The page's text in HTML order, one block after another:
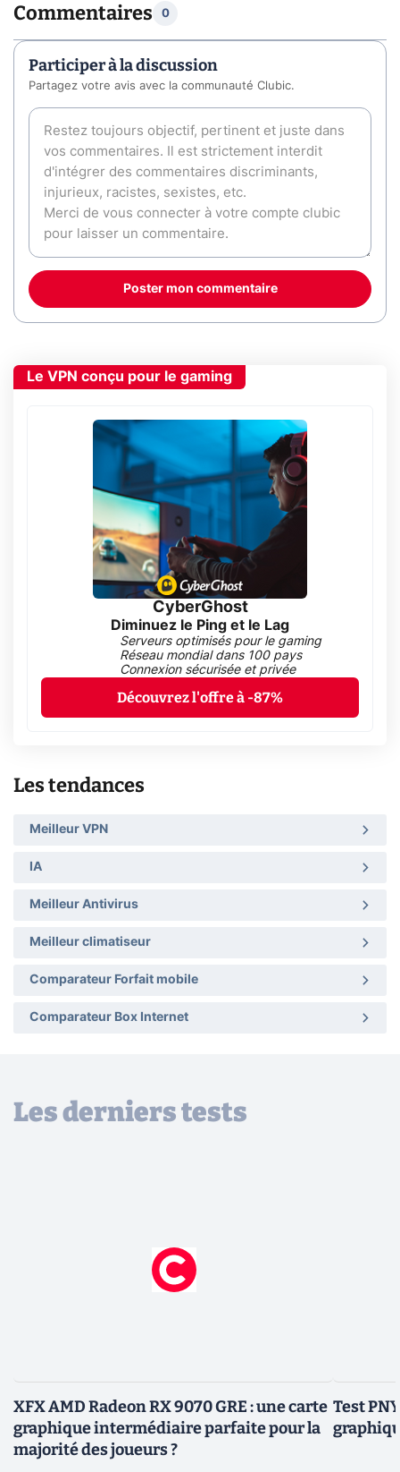
Commentaires 0
Participer à la discussion
Partagez votre avis avec la communauté Clubic.
Poster mon commentaire
Le VPN conçu pour le gaming
CyberGhost
Diminuez le Ping et le Lag
Serveurs optimisés pour le gaming
Réseau mondial dans 100 pays
Connexion sécurisée et privée
Découvrez l'offre à -87%
Les tendances
Meilleur VPN
IA
Meilleur Antivirus
Meilleur climatiseur
Comparateur Forfait mobile
Comparateur Box Internet
Les derniers tests
XFX AMD Radeon RX 9070 GRE : une carte
graphique intermédiaire parfaite pour la
majorité des joueurs ?
Test